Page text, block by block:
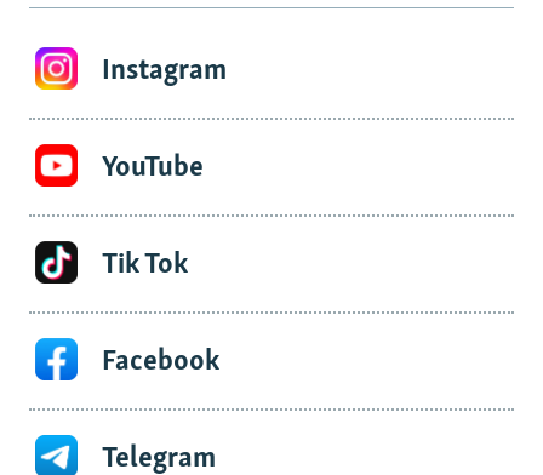
Instagram
YouTube
Tik Tok
Facebook
Telegram